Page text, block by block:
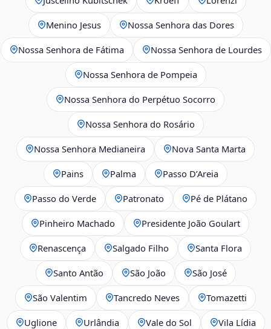
Menino Jesus Nossa Senhora das Dores
Nossa Senhora de Fátima Nossa Senhora de Lourdes
Nossa Senhora de Pompeia
Nossa Senhora do Perpétuo Socorro
Nossa Senhora do Rosário
Nossa Senhora Medianeira Nova Santa Marta
Pains Palma Passo D’Areia
Passo do Verde Patronato Pé de Plátano
Pinheiro Machado Presidente João Goulart
Renascença Salgado Filho Santa Flora
Santo Antão São João São José
São Valentim Tancredo Neves Tomazetti
Uglione Urlândia Vale do Sol Vila Lídia